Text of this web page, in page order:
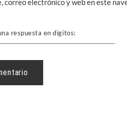
respuesta en dígitos: